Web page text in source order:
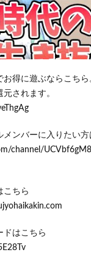
得に遊ぶならこちら
されます。
ンバーに入りたい方
channel/
こちら
ドはこちら